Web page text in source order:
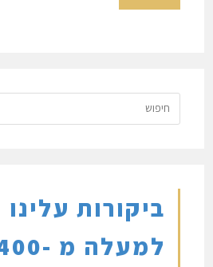
ביקורות עלינו